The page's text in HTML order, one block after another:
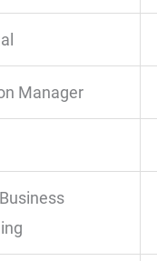
Manager